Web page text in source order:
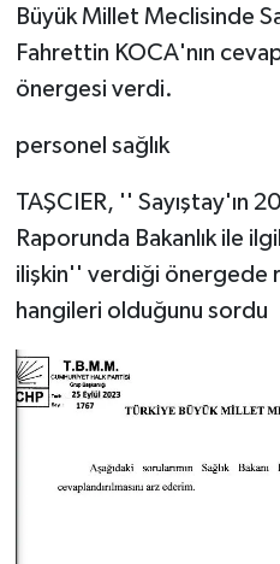
Büyük Millet Meclisinde
Fahrettin KOCA'nın
önergesi verdi.
personel sağlık
TAŞCIER, '' Sayıştay'ın
Raporunda Bakanlık ile
ilişkin'' verdiği önergede
hangileri olduğunu sordu